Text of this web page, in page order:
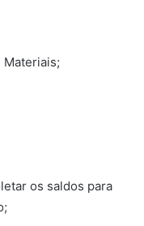
Materiais;
os saldos para